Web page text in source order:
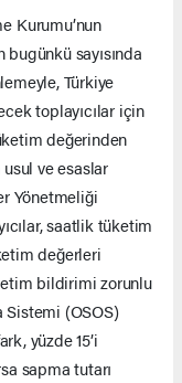
Kurumu’nun
sayısında
Türkiye
toplayıcılar için
değerinden
ve esaslar
Yönetmeliği
saatlik tüketim
değerleri
bildirimi zorunlu
(OSOS)
yüzde 15’i
sapma tutarı